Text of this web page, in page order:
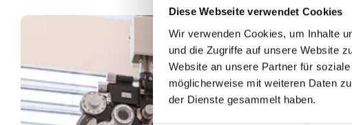
Diese Webseite verwendet Cookies
Wir verwenden Cookies, um Inhalte
und die Zugriffe auf unsere Website
Website an unsere Partner für
möglicherweise mit weiteren Daten
der Dienste gesammelt haben.